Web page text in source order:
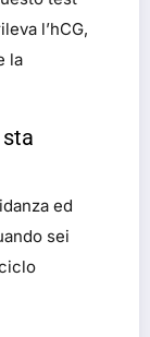
l’hCG,
la
ed
sei